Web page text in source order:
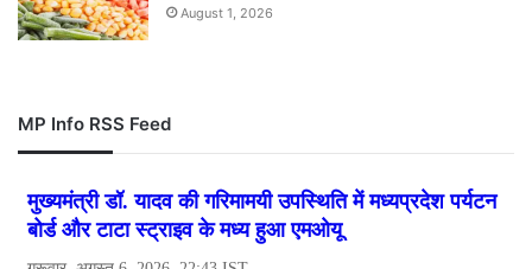
August 1, 2026
MP Info RSS Feed